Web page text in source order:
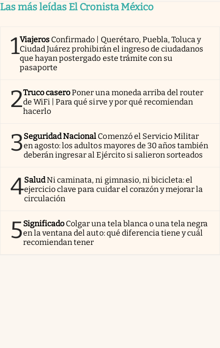
Las más leídas El Cronista México
1Viajeros Confirmado | Querétaro, Puebla, Toluca y
Ciudad Juárez prohibirán el ingreso de ciudadanos
que hayan postergado este trámite con su
pasaporte
2Truco caseroPoner una moneda arriba del router
de WiFi | Para qué sirve y por qué recomiendan
hacerlo
3Seguridad Nacional Comenzó el Servicio Militar
en agosto: los adultos mayores de 30 años también
deberán ingresar al Ejército si salieron sorteados
4SaludNi caminata, ni gimnasio, ni bicicleta: el
ejercicio clave para cuidar el corazón y mejorar la
circulación
5Significado Colgar una tela blanca o una tela negra
en la ventana del auto: qué diferencia tiene y cuál
recomiendan tener